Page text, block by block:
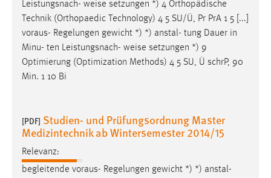
Leistungsnach- weise setzungen *) 4 Orthopädische
Technik (Orthopaedic Technology) 4 5 SU/Ü, Pr PrA 1 5 [...]
voraus- Regelungen gewicht *) *) anstal- tung Dauer in
Minu- ten Leistungsnach- weise setzungen *) 9
Optimierung (Optimization Methods) 4 5 SU, Ü schrP, 90
Min. 1 10 Bi
[PDF] Studien- und Prüfungsordnung Master
Medizintechnik ab Wintersemester 2014/15
Relevanz:
begleitende voraus- Regelungen gewicht *) *) anstal-
Cookie Laufzeit:
24 Stunden
STATISTIK
unsere Besucher unsere Website nutzen.
Matomo
Name: